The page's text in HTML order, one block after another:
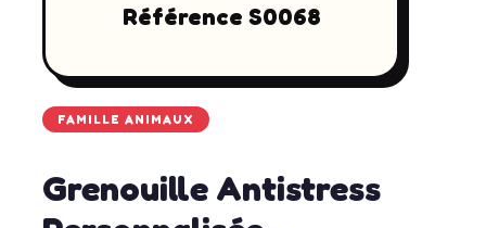
Référence S0068
FAMILLE ANIMAUX
Grenouille Antistress